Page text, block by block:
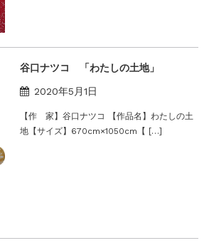
谷口ナツコ 「わたしの土地」
2020年5月1日
【作 家】谷口ナツコ 【作品名】わたしの土
地【サイズ】670cm×1050cm【 […]